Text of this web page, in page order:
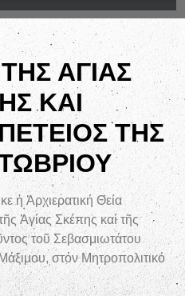
ΑΓΙΑΣ
ΚΑΙ
ΤΗΣ
ἡ Ἀρχιερατική Θεία
Ἁγίας Σκέπης καί τῆς
τοῦ Σεβασμιωτάτου
στόν Μητροπολιτικό